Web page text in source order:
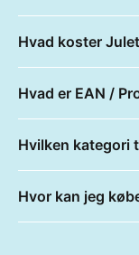
Hvad koster
Hvad er EAN /
Hvilken kategori
Hvor kan jeg